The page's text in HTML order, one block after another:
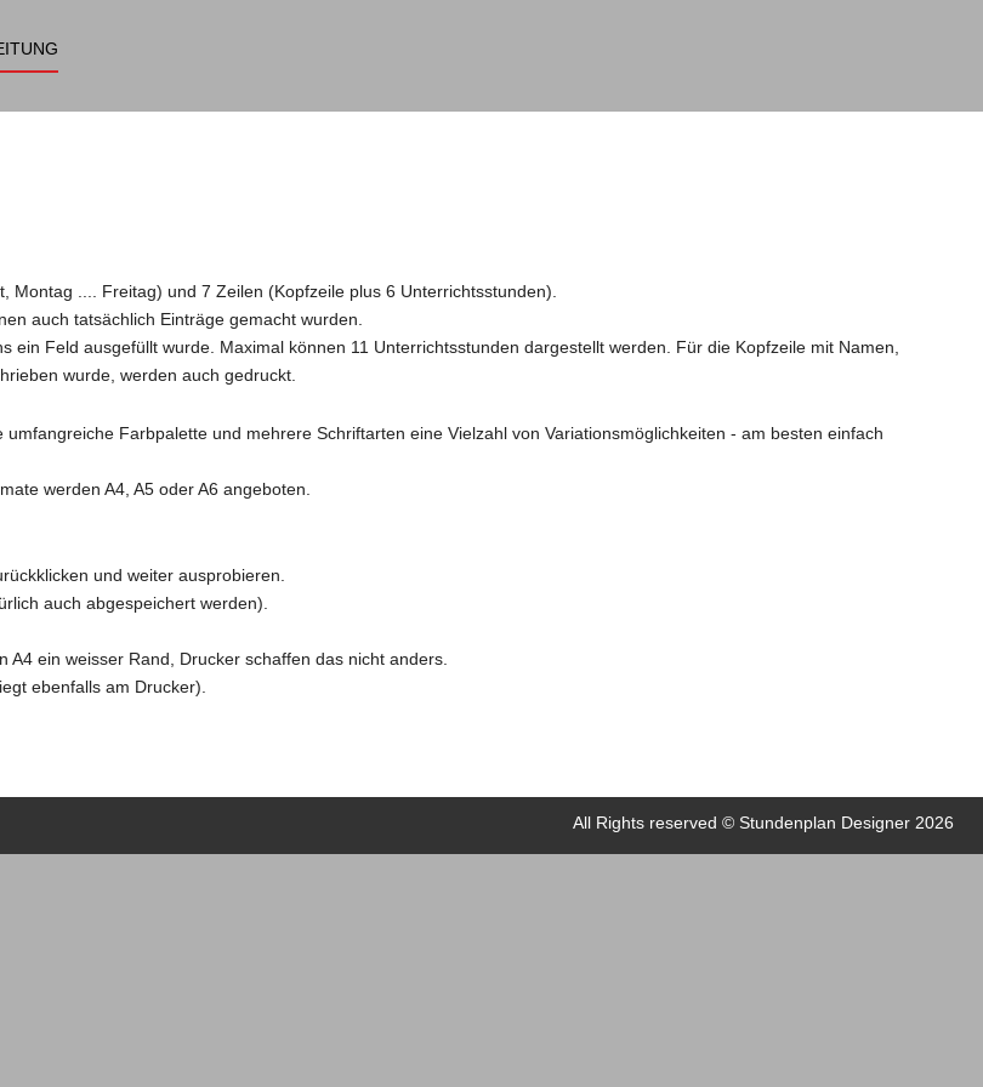
.... Freitag) und 7 Zeilen (Kopfzeile plus 6 Unterrichtsstunden).
auch tatsächlich Einträge gemacht wurden.
Feld ausgefüllt wurde. Maximal können 11 Unterrichtsstunden dargestellt werden. Für die Kopfzeile mit Namen,
wurde, werden auch gedruckt.
Farbpalette und mehrere Schriftarten eine Vielzahl von Variationsmöglichkeiten - am besten einfach
werden A4, A5 oder A6 angeboten.
und weiter ausprobieren.
auch abgespeichert werden).
ein weisser Rand, Drucker schaffen das nicht anders.
ebenfalls am Drucker).
All Rights reserved © Stundenplan Designer 2026